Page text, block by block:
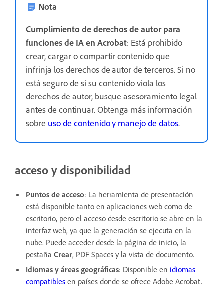
Nota
Cumplimiento de derechos de autor para
funciones de IA en Acrobat: Está prohibido
crear, cargar o compartir contenido que
infrinja los derechos de autor de terceros. Si no
está seguro de si su contenido viola los
derechos de autor, busque asesoramiento legal
antes de continuar. Obtenga más información
sobre uso de contenido y manejo de datos.
acceso y disponibilidad
Puntos de acceso: La herramienta de presentación
está disponible tanto en aplicaciones web como de
escritorio, pero el acceso desde escritorio se abre en la
interfaz web, ya que la generación se ejecuta en la
nube. Puede acceder desde la página de inicio, la
pestaña Crear, PDF Spaces y la vista de documento.
Idiomas y áreas geográficas: Disponible en idiomas
compatibles en países donde se ofrece Adobe Acrobat.